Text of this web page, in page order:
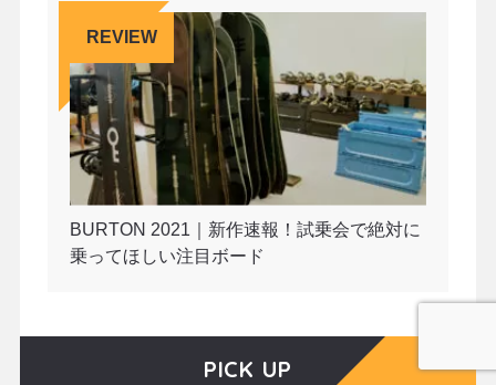
REVIEW
BURTON 2021｜新作速報！試乗会で絶対に
乗ってほしい注目ボード
PICK UP